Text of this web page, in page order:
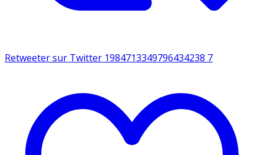
Retweeter sur Twitter 1984713349796434238 7